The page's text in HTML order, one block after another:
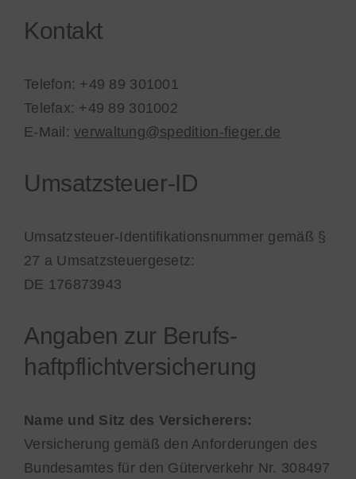
Kontakt
Telefon: +49 89 301001
Telefax: +49 89 301002
E-Mail:verwaltung@spedition-fieger.de
Umsatzsteuer-ID
Umsatzsteuer-Identifikationsnummer gemäß §
27 a Umsatzsteuergesetz:
DE 176873943
Angaben zur Berufs­
haftpflicht­versicherung
Name und Sitz des Versicherers:
Versicherung gemäß den Anforderungen des
Bundesamtes für den Güterverkehr Nr. 308497